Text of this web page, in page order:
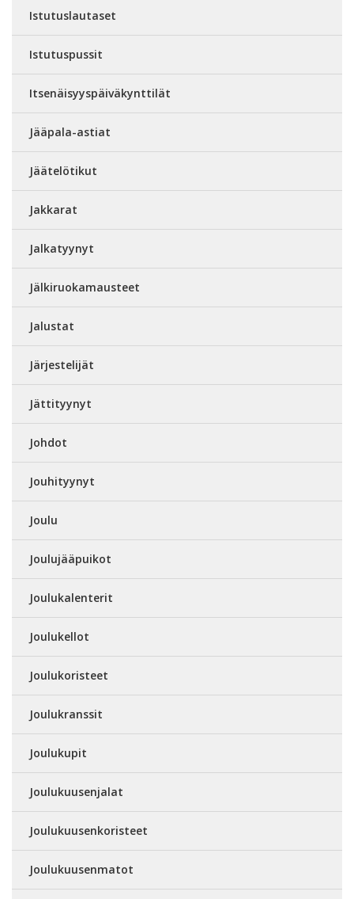
Istutuslautaset
Istutuspussit
Itsenäisyyspäiväkynttilät
Jääpala-astiat
Jäätelötikut
Jakkarat
Jalkatyynyt
Jälkiruokamausteet
Jalustat
Järjestelijät
Jättityynyt
Johdot
Jouhityynyt
Joulu
Joulujääpuikot
Joulukalenterit
Joulukellot
Joulukoristeet
Joulukranssit
Joulukupit
Joulukuusenjalat
Joulukuusenkoristeet
Joulukuusenmatot